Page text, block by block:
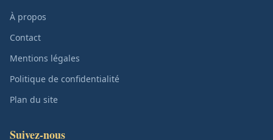
À propos
Contact
Mentions légales
Politique de confidentialité
Plan du site
Suivez-nous